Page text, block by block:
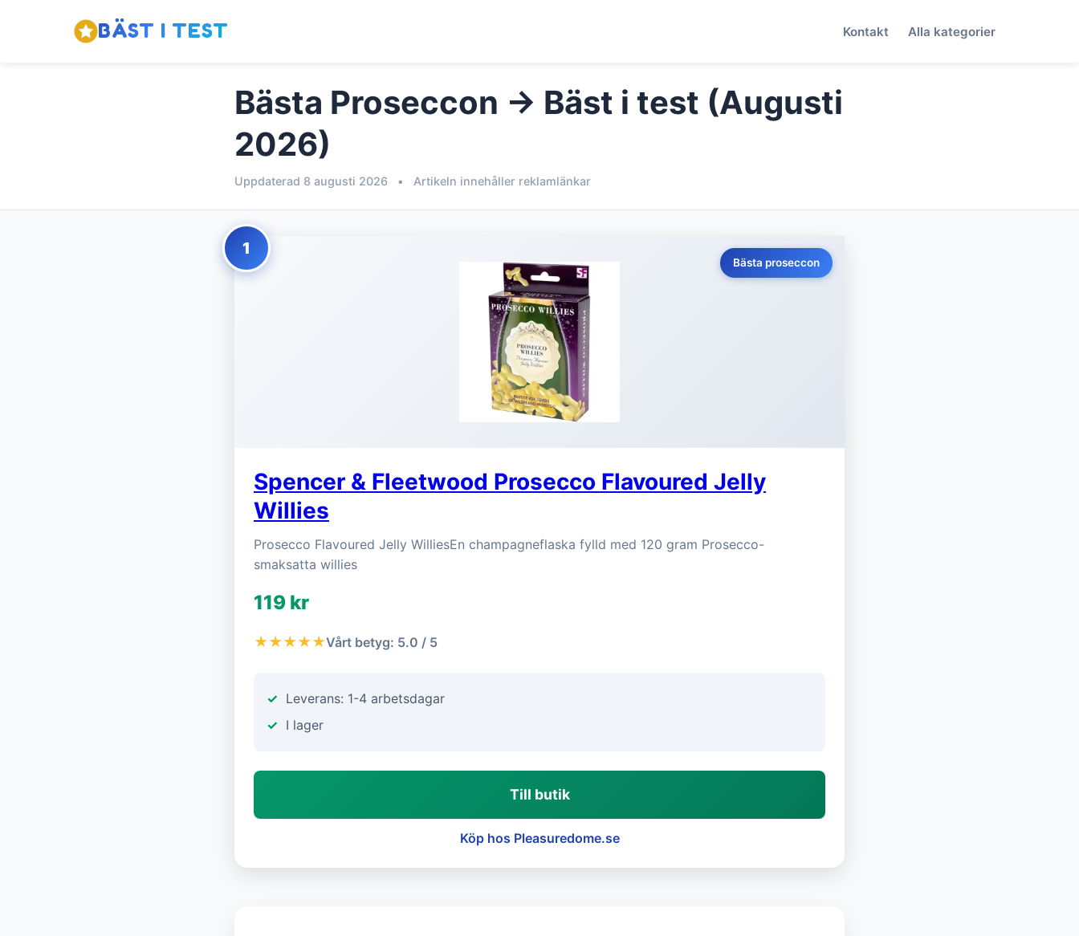
BÄST I TEST Kontakt Alla kategorier
Bästa Proseccon → Bäst i test (Augusti
2026)
Uppdaterad 8 augusti 2026 • Artikeln innehåller reklamlänkar
1
Bästa proseccon
Spencer & Fleetwood Prosecco Flavoured Jelly
Willies
Prosecco Flavoured Jelly WilliesEn champagneflaska fylld med 120 gram Prosecco-
smaksatta willies
119 kr
★★★★★Vårt betyg: 5.0 / 5
Leverans: 1-4 arbetsdagar
I lager
Till butik
Köp hos Pleasuredome.se